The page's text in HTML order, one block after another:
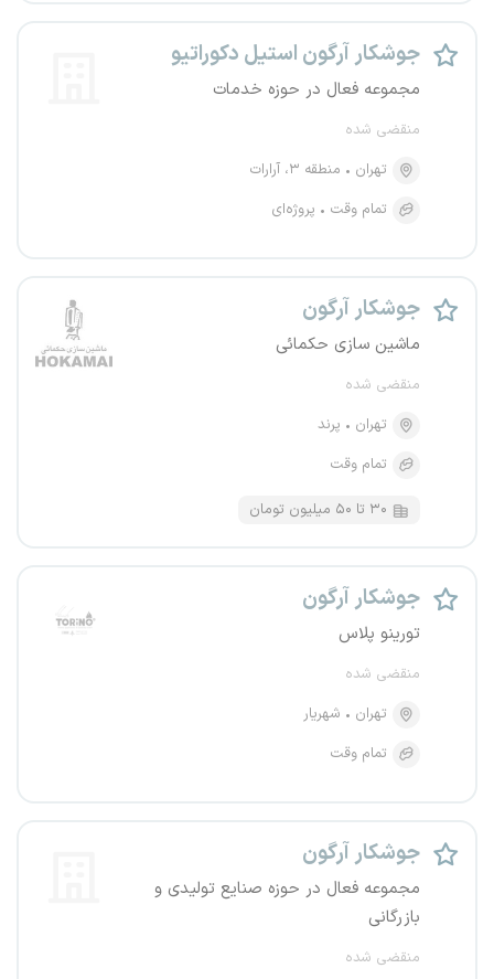
جوشکار آرگون استیل دکوراتیو
مجموعه فعال در حوزه خدمات
منقضی شده
تهران
منطقه ۳، آرارات
تمام وقت
پروژه‌ای
جوشکار آرگون
ماشین سازی حکمائی
منقضی شده
تهران
پرند
تمام وقت
۳۰ تا ۵۰ میلیون تومان
جوشکار آرگون
تورینو پلاس
منقضی شده
تهران
شهریار
تمام وقت
جوشکار آرگون
مجموعه فعال در حوزه صنایع تولیدی و
بازرگانی
منقضی شده